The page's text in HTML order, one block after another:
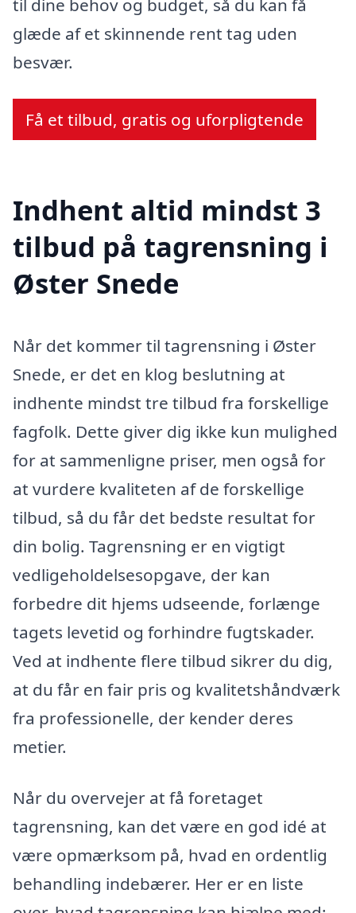
til dine behov og budget, så du kan få
glæde af et skinnende rent tag uden
besvær.
Få et tilbud, gratis og uforpligtende
Indhent altid mindst 3
tilbud på tagrensning i
Øster Snede
Når det kommer til tagrensning i Øster
Snede, er det en klog beslutning at
indhente mindst tre tilbud fra forskellige
fagfolk. Dette giver dig ikke kun mulighed
for at sammenligne priser, men også for
at vurdere kvaliteten af de forskellige
tilbud, så du får det bedste resultat for
din bolig. Tagrensning er en vigtigt
vedligeholdelsesopgave, der kan
forbedre dit hjems udseende, forlænge
tagets levetid og forhindre fugtskader.
Ved at indhente flere tilbud sikrer du dig,
at du får en fair pris og kvalitetshåndværk
fra professionelle, der kender deres
metier.
Når du overvejer at få foretaget
tagrensning, kan det være en god idé at
være opmærksom på, hvad en ordentlig
behandling indebærer. Her er en liste